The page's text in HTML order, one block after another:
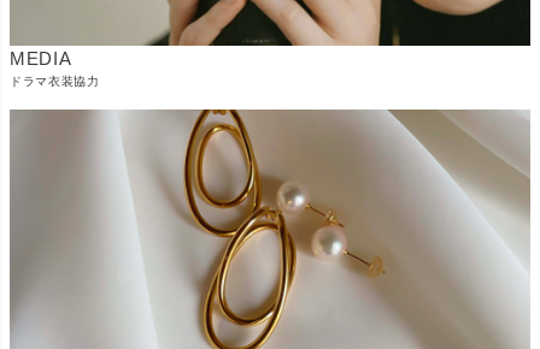
MEDIA
ドラマ衣装協力